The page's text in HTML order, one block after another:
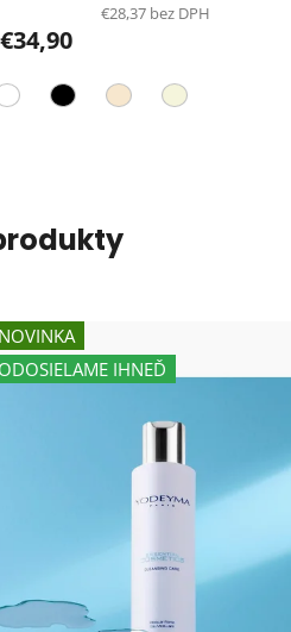
€28,37 bez DPH
€34,90
NOVINKA
ODOSIELAME IHNEĎ